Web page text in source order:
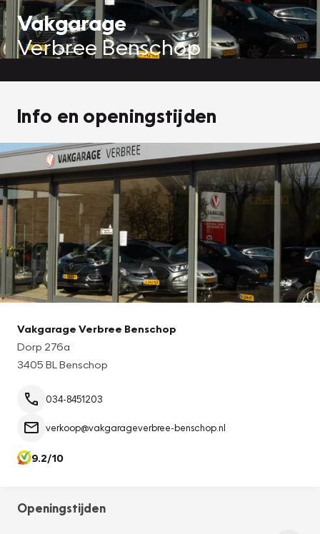
Vakgarage
Verbree Benschop
Info en openingstijden
Vakgarage Verbree Benschop
Dorp 276a
3405 BL Benschop
034-8451203
verkoop@vakgarageverbree-benschop.nl
9.2/10
Openingstijden